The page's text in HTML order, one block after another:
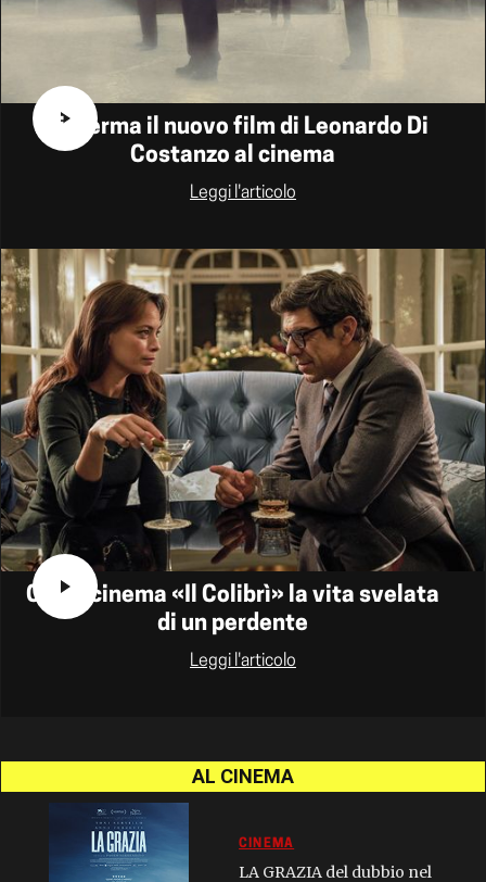
Ariaferma il nuovo film di Leonardo Di
Costanzo al cinema
Leggi l'articolo
Ora al cinema «Il Colibrì» la vita svelata
di un perdente
Leggi l'articolo
AL CINEMA
CINEMA
LA GRAZIA del dubbio nel